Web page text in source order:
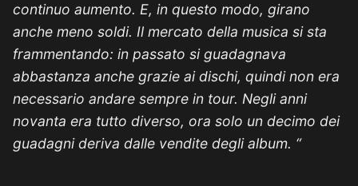
continuo aumento. E, in questo modo, girano
anche meno soldi. Il mercato della musica si sta
frammentando: in passato si guadagnava
abbastanza anche grazie ai dischi, quindi non era
necessario andare sempre in tour. Negli anni
novanta era tutto diverso, ora solo un decimo dei
guadagni deriva dalle vendite degli album. “